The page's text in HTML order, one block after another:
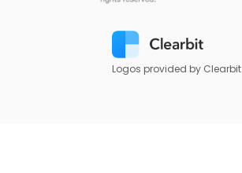
Logos provided by Clearbit